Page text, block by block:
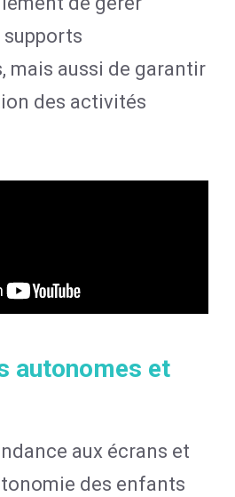
supports
mais aussi de garantir
des activités
autonomes et
aux écrans et
des enfants